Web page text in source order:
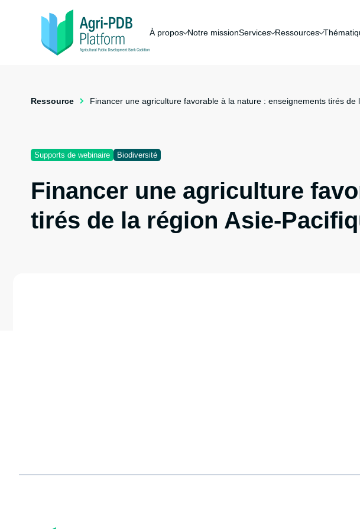
À propos Notre missionServices Ressources
Ressource Financer une agriculture favorable à la nature : enseignements tirés de
Supports de webinaire Biodiversité
Financer une agriculture
tirés de la région Asie-